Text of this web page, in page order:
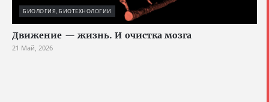
БИОЛОГИЯ, БИОТЕХНОЛОГИИ
Движение — жизнь. И очистка мозга
21 Май, 2026